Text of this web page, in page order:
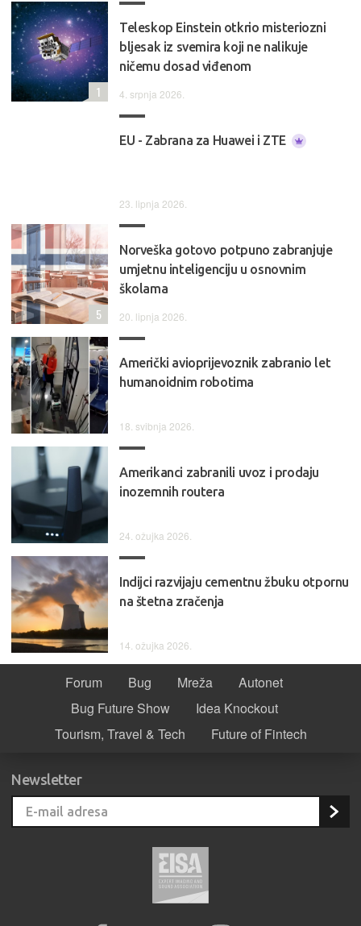
Teleskop Einstein otkrio misteriozni
bljesak iz svemira koji ne nalikuje
ničemu dosad viđenom
4. srpnja 2026.
1
EU - Zabrana za Huawei i ZTE
23. lipnja 2026.
Norveška gotovo potpuno zabranjuje
umjetnu inteligenciju u osnovnim
školama
20. lipnja 2026.
5
Američki avioprijevoznik zabranio let
humanoidnim robotima
18. svibnja 2026.
Amerikanci zabranili uvoz i prodaju
inozemnih routera
24. ožujka 2026.
Indijci razvijaju cementnu žbuku otpornu
na štetna zračenja
14. ožujka 2026.
Forum Bug Mreža
Autonet
Bug Future Show
Idea Knockout
Tourism, Travel & Tech
Future of Fintech
Newsletter